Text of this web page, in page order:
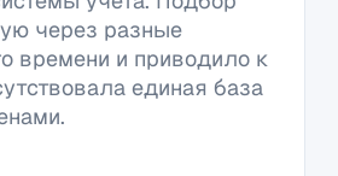
через разные
времени и приводило к
единая база